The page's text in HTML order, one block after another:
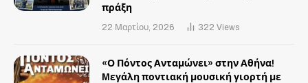
πράξη
22 Μαρτίου, 2026 322 Views
«Ο Πόντος Ανταμώνει» στην Αθήνα!
Mεγάλη ποντιακή μουσική γιορτή με